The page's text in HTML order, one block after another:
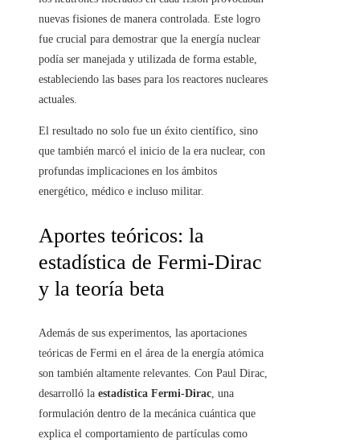
nuevas fisiones de manera controlada. Este logro
fue crucial para demostrar que la energía nuclear
podía ser manejada y utilizada de forma estable,
estableciendo las bases para los reactores nucleares
actuales.
El resultado no solo fue un éxito científico, sino
que también marcó el inicio de la era nuclear, con
profundas implicaciones en los ámbitos
energético, médico e incluso militar.
Aportes teóricos: la
estadística de Fermi-Dirac
y la teoría beta
Además de sus experimentos, las aportaciones
teóricas de Fermi en el área de la energía atómica
son también altamente relevantes. Con Paul Dirac,
desarrolló la estadística Fermi-Dirac, una
formulación dentro de la mecánica cuántica que
explica el comportamiento de partículas como